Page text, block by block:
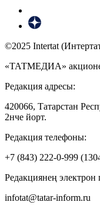
©2025 Intertat
«ТАТМЕДИА»
Редакция адресы:
420066, Татарстан
2нче йорт.
Редакция телефоны:
+7 (843) 222-0-999
Редакциянең электрон
infotat@tatar-inform.ru